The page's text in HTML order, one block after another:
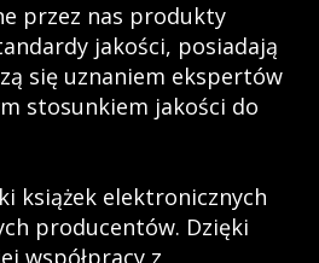
przez nas produkty
jakości, posiadają
się uznaniem ekspertów
stosunkiem jakości do
książek elektronicznych
producentów. Dzięki